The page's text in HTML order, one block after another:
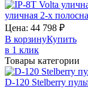
уличная 2-х
Цена: 44 798 ₽
В корзинуКупить
в 1 клик
Товары категории
D-120 Stelberry